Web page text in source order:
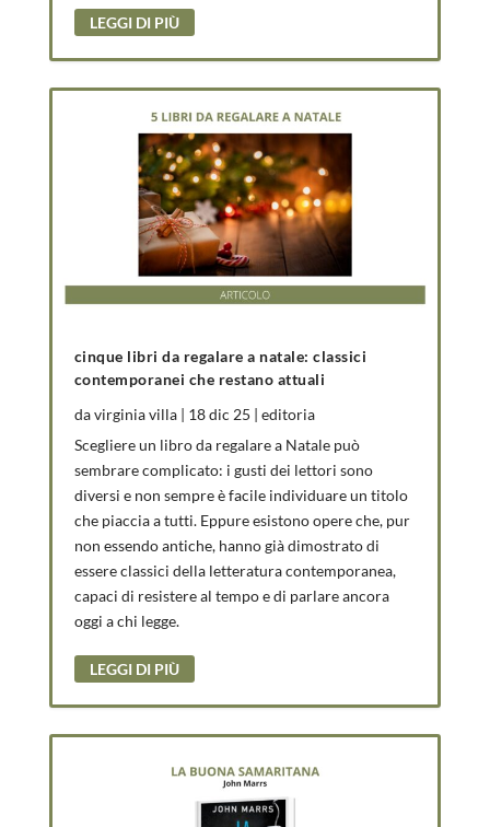
LEGGI DI PIÙ
cinque libri da regalare a natale: classici
contemporanei che restano attuali
davirginia villa| 18 dic 25 | editoria
Scegliere un libro da regalare a Natale può
sembrare complicato: i gusti dei lettori sono
diversi e non sempre è facile individuare un titolo
che piaccia a tutti. Eppure esistono opere che, pur
non essendo antiche, hanno già dimostrato di
essere classici della letteratura contemporanea,
capaci di resistere al tempo e di parlare ancora
oggi a chi legge.
LEGGI DI PIÙ